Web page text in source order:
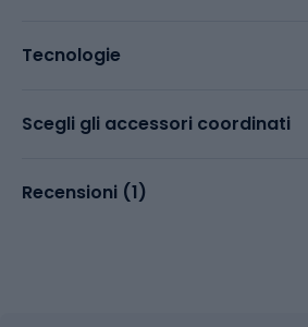
Tecnologie
Scegli gli accessori coordinati
Recensioni (1)